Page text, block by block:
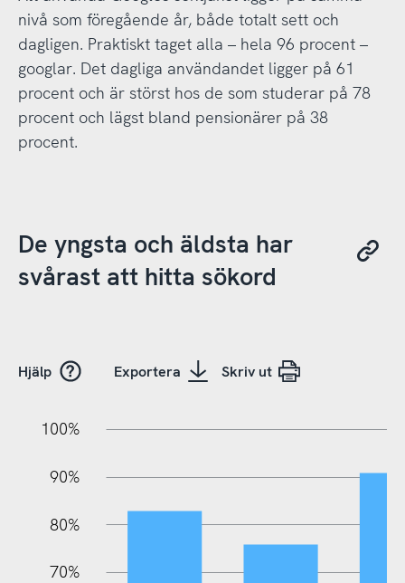
nivå som föregående år, både totalt sett och
dagligen. Praktiskt taget alla – hela 96 procent –
googlar. Det dagliga användandet ligger på 61
procent och är störst hos de som studerar på 78
procent och lägst bland pensionärer på 38
procent.
De yngsta och äldsta har
svårast att hitta sökord
Hjälp Exportera Skriv ut
100%
90%
80%
70%